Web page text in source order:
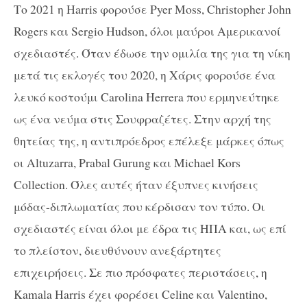
Το 2021 η Harris φορούσε Pyer Moss, Christopher John
Rogers και Sergio Hudson, όλοι μαύροι Αμερικανοί
σχεδιαστές. Όταν έδωσε την ομιλία της για τη νίκη
μετά τις εκλογές του 2020, η Χάρις φορούσε ένα
λευκό κοστούμι Carolina Herrera που ερμηνεύτηκε
ως ένα νεύμα στις Σουφραζέτες. Στην αρχή της
θητείας της, η αντιπρόεδρος επέλεξε μάρκες όπως
οι Altuzarra, Prabal Gurung και Michael Kors
Collection. Όλες αυτές ήταν έξυπνες κινήσεις
μόδας-διπλωματίας που κέρδισαν τον τύπο. Οι
σχεδιαστές είναι όλοι με έδρα τις ΗΠΑ και, ως επί
το πλείστον, διευθύνουν ανεξάρτητες
επιχειρήσεις. Σε πιο πρόσφατες περιστάσεις, η
Kamala Harris έχει φορέσει Celine και Valentino,